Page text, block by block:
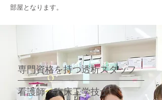
部屋となります。
専門資格を持つ透析スタッフ
看護師・臨床工学技士